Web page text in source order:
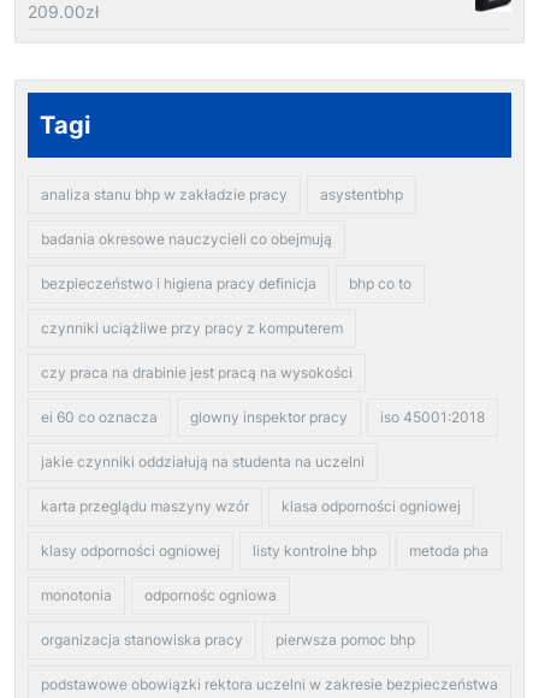
209.00zł
Tagi
analiza stanu bhp w zakładzie pracy asystentbhp
badania okresowe nauczycieli co obejmują
bezpieczeństwo i higiena pracy definicja bhp co to
czynniki uciążliwe przy pracy z komputerem
czy praca na drabinie jest pracą na wysokości
ei 60 co oznacza glowny inspektor pracy iso 45001:2018
jakie czynniki oddziałują na studenta na uczelni
karta przeglądu maszyny wzór klasa odporności ogniowej
klasy odporności ogniowej listy kontrolne bhp metoda pha
monotonia odpornośc ogniowa
organizacja stanowiska pracy pierwsza pomoc bhp
podstawowe obowiązki rektora uczelni w zakresie bezpieczeństwa